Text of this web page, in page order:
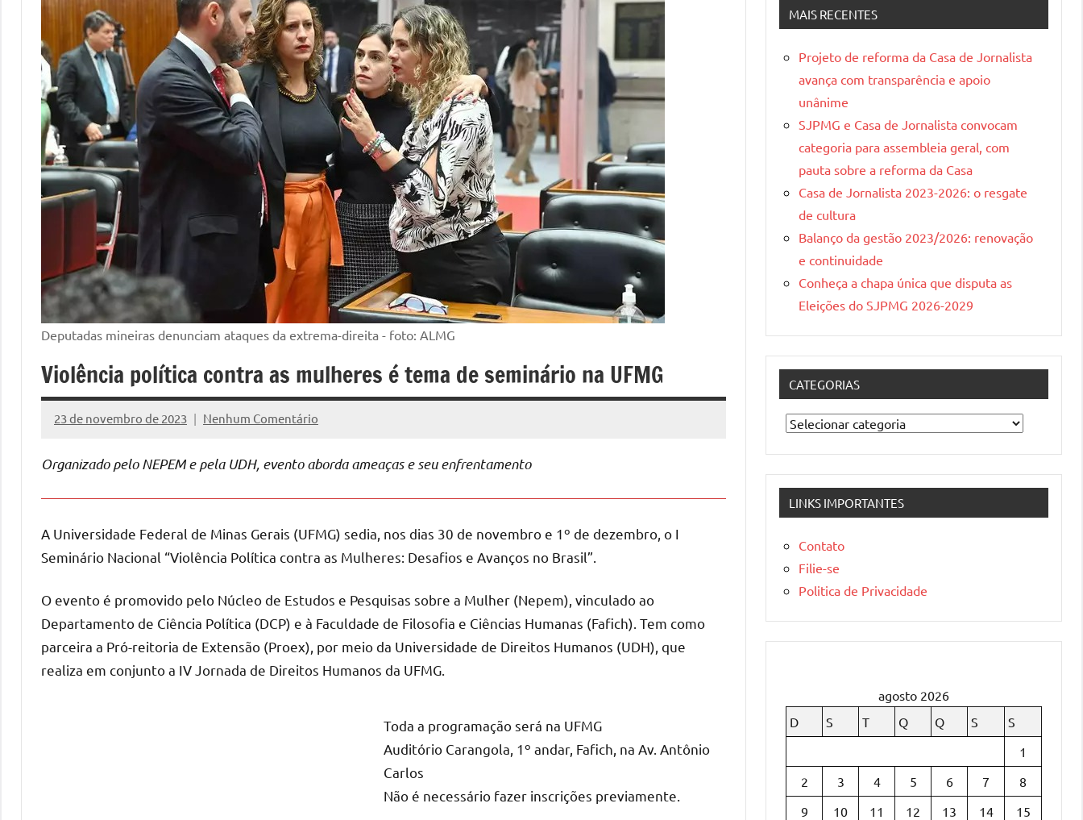
Gerais
Deputadas mineiras denunciam ataques da extrema-direita - foto: ALMG
Violência política contra as mulheres é tema de seminário na UFMG
23 de novembro de 2023
Assessoria
Nenhum Comentário
Organizado pelo NEPEM e pela UDH, evento aborda ameaças e seu enfrentamento
A Universidade Federal de Minas Gerais (UFMG) sedia, nos dias 30 de novembro e 1º de dezembro, o I
Seminário Nacional “Violência Política contra as Mulheres: Desafios e Avanços no Brasil”.
O evento é promovido pelo Núcleo de Estudos e Pesquisas sobre a Mulher (Nepem), vinculado ao
Departamento de Ciência Política (DCP) e à Faculdade de Filosofia e Ciências Humanas (Fafich). Tem como
parceira a Pró-reitoria de Extensão (Proex), por meio da Universidade de Direitos Humanos (UDH), que
realiza em conjunto a IV Jornada de Direitos Humanos da UFMG.
Toda a programação será na UFMG
Auditório Carangola, 1º andar, Fafich, na Av. Antônio
Carlos
Não é necessário fazer inscrições previamente.
MAIS RECENTES
Projeto de reforma da Casa de Jornalista
avança com transparência e apoio
unânime
SJPMG e Casa de Jornalista convocam
categoria para assembleia geral, com
pauta sobre a reforma da Casa
Casa de Jornalista 2023-2026: o resgate
de cultura
Balanço da gestão 2023/2026: renovação
e continuidade
Conheça a chapa única que disputa as
Eleições do SJPMG 2026-2029
CATEGORIAS
Categorias
LINKS IMPORTANTES
Contato
Filie-se
Politica de Privacidade
agosto 2026
D
S T Q Q S
S
1
2
3 4 5 6 7
8
9
10 11 12 13 14
15